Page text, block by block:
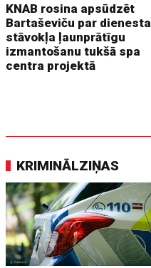
KNAB rosina apsūdzēt
Bartaševiču par dienesta
stāvokļa ļaunprātīgu
izmantošanu tukšā spa
centra projektā
KRIMINĀLZIŅAS